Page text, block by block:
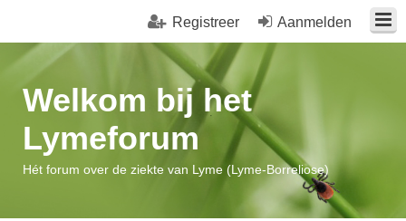
Aanmelden
Registreer
Welkom bij het
Lymeforum
Hét forum over de ziekte van Lyme (Lyme-Borreliose)